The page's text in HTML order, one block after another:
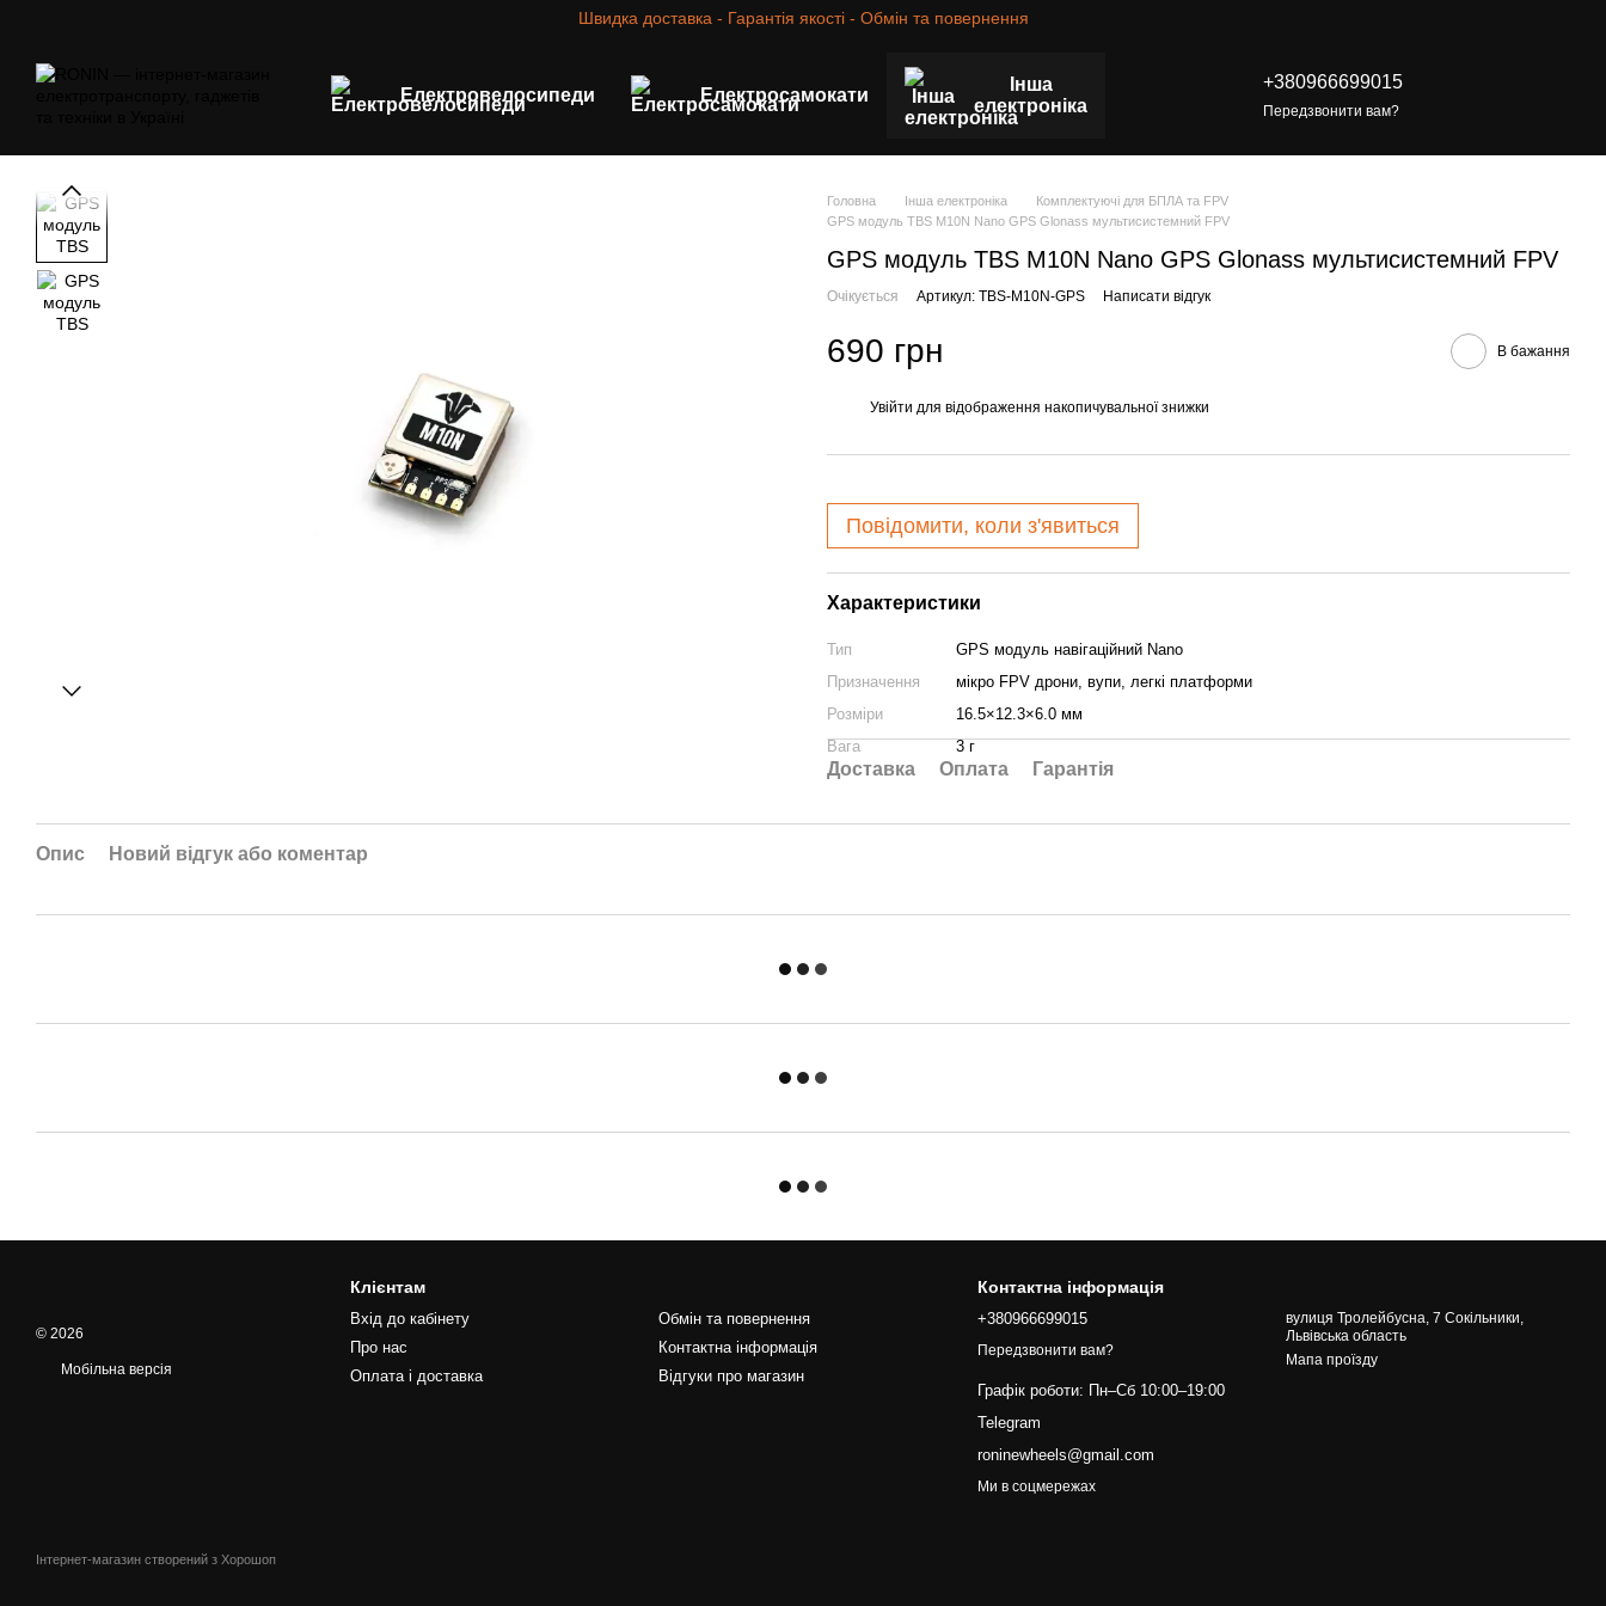
Швидка доставка - Гарантія якості - Обмін та повернення
Електровелосипеди Електросамокати
Інша
електроніка
+380966699015
Передзвонити вам?
Головна Інша електроніка
Комплектуючі для БПЛА та FPV
GPS модуль TBS M10N Nano GPS Glonass мультисистемний FPV
GPS модуль TBS M10N Nano GPS Glonass мультисистемний FPV
Очікується Артикул: TBS-M10N-GPS Написати відгук
690 грн В бажання
Увійти для відображення накопичувальної знижки
Повідомити, коли з'явиться
Характеристики
Тип
GPS модуль навігаційний Nano
Призначення
мікро FPV дрони, вупи, легкі платформи
Розміри
16.5×12.3×6.0 мм
Вага
3 г
Доставка Оплата Гарантія
Опис Новий відгук або коментар
© 2026
Мобільна версія
Інтернет-магазин створений з Хорошоп
Клієнтам
Вхід до кабінету
Про нас
Оплата і доставка
Обмін та повернення
Контактна інформація
Відгуки про магазин
Контактна інформація
+380966699015
Передзвонити вам?
Графік роботи: Пн–Сб 10:00–19:00
Telegram
roninewheels@gmail.com
вулиця Тролейбусна, 7 Сокільники,
Львівська область
Мапа проїзду
Ми в соцмережах